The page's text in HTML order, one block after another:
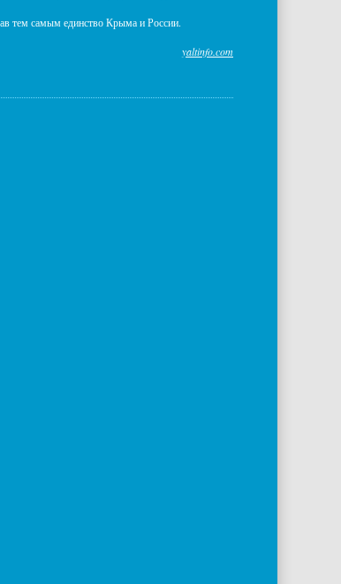
тем самым единство Крыма и России.
yaltinfo.com